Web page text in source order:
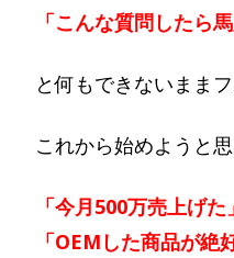
「こんな質問したら
と何もできないまま
これから始めようと
「今月500万売上げた」
「OEMした商品が絶